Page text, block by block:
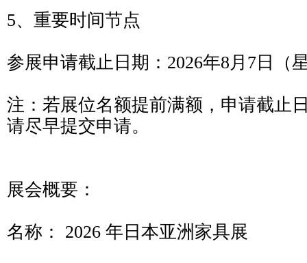
5、重要时间节点
参展申请截止日期：2026年8月7日（
注：若展位名额提前满额，申请截止
请尽早提交申请。
展会概要：
名称： 2026 年日本亚洲家具展